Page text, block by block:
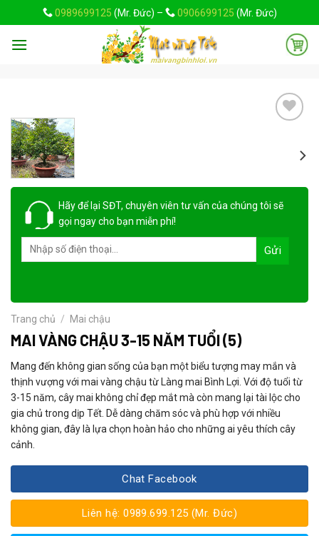
to
content
0989699125 (Mr. Đức) – 0906699125 (Mr. Đức)
Hãy để lại SĐT, chuyên viên tư vấn của chúng tôi sẽ
gọi ngay cho bạn miễn phí!
Trang chủ / Mai chậu
MAI VÀNG CHẬU 3-15 NĂM TUỔI (5)
Mang đến không gian sống của bạn một biểu tượng may mắn và
thịnh vượng với mai vàng chậu từ Làng mai Bình Lợi. Với độ tuổi từ
3-15 năm, cây mai không chỉ đẹp mắt mà còn mang lại tài lộc cho
gia chủ trong dịp Tết. Dễ dàng chăm sóc và phù hợp với nhiều
không gian, đây là lựa chọn hoàn hảo cho những ai yêu thích cây
cảnh.
Chat Facebook
Liên hệ: 0989.699.125 (Mr. Đức)